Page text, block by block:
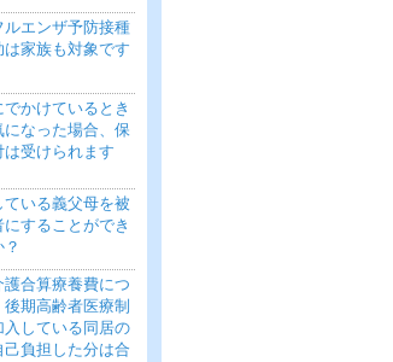
ルエンザ予防接種
は家族も対象です
でかけているとき
になった場合、保
は受けられます
ている義父母を被
にすることができ
護合算療養費につ
後期高齢者医療制
入している同居の
己負担した分は合